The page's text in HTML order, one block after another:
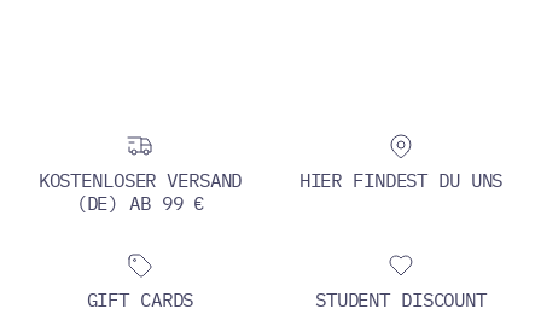
KOSTENLOSER VERSAND
(DE) AB 99 €
HIER FINDEST DU UNS
GIFT CARDS STUDENT DISCOUNT